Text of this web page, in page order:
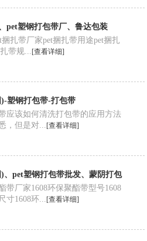
pet塑钢打包带厂、鲁达包装
捆扎带厂家pet捆扎带用途pet捆扎
带规...[查看详细]
塑钢打包带-打包带
应该如何清洗打包带的应用方法
，但是对...[查看详细]
、pet塑钢打包带批发、蒙阴打包
带厂家1608环保聚酯带型号1608
寸1608环...[查看详细]